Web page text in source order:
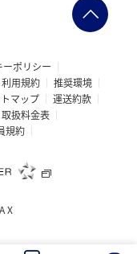
ーポリシー
用規約
推奨環境
マップ
運送約款
扱料金表
規約
X